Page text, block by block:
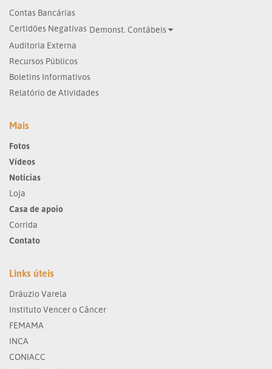
Contas Bancárias
Certidões Negativas Demonst. Contábeis
Auditoria Externa
Recursos Públicos
Boletins Informativos
Relatório de Atividades
Mais
Fotos
Vídeos
Notícias
Loja
Casa de apoio
Corrida
Contato
Links úteis
Dráuzio Varela
Instituto Vencer o Câncer
FEMAMA
INCA
CONIACC